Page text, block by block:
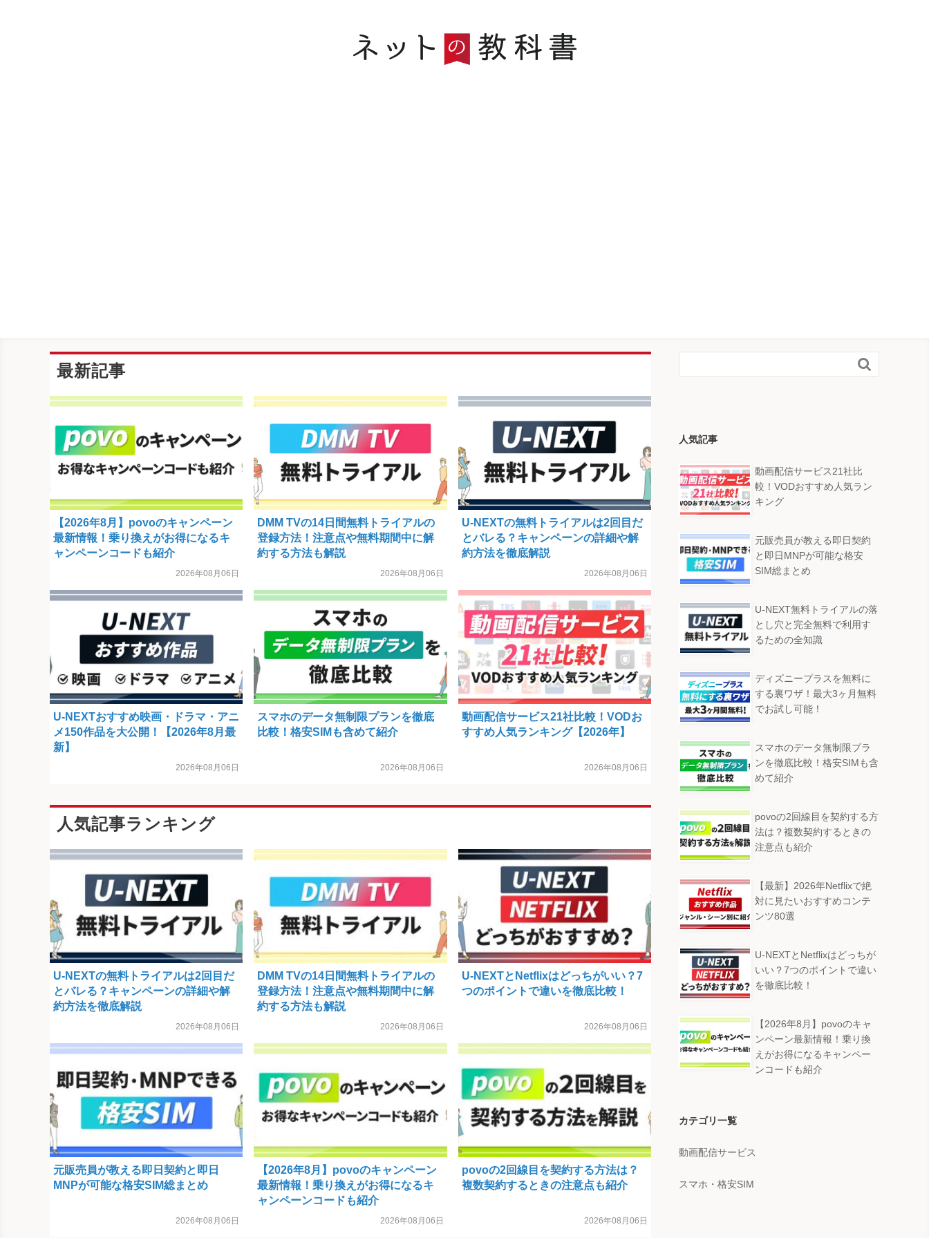
最新記事
【2026年8月】povoのキャンペーン
最新情報！乗り換えがお得になるキ
ャンペーンコードも紹介
2026年08月06日
DMM TVの14日間無料トライアルの
登録方法！注意点や無料期間中に解
約する方法も解説
2026年08月06日
U-NEXTの無料トライアルは2回目だ
とバレる？キャンペーンの詳細や解
約方法を徹底解説
2026年08月06日
U-NEXTおすすめ映画・ドラマ・アニ
メ150作品を大公開！【2026年8月最
新】
2026年08月06日
スマホのデータ無制限プランを徹底
比較！格安SIMも含めて紹介
2026年08月06日
動画配信サービス21社比較！VODお
すすめ人気ランキング【2026年】
2026年08月06日
人気記事ランキング
U-NEXTの無料トライアルは2回目だ
とバレる？キャンペーンの詳細や解
約方法を徹底解説
2026年08月06日
DMM TVの14日間無料トライアルの
登録方法！注意点や無料期間中に解
約する方法も解説
2026年08月06日
U-NEXTとNetflixはどっちがいい？7
つのポイントで違いを徹底比較！
2026年08月06日
元販売員が教える即日契約と即日
MNPが可能な格安SIM総まとめ
2026年08月06日
【2026年8月】povoのキャンペーン
最新情報！乗り換えがお得になるキ
ャンペーンコードも紹介
2026年08月06日
povoの2回線目を契約する方法は？
複数契約するときの注意点も紹介
2026年08月06日

人気記事
動画配信サービス21社比
較！VODおすすめ人気ラン
キング
元販売員が教える即日契約
と即日MNPが可能な格安
SIM総まとめ
U-NEXT無料トライアルの落
とし穴と完全無料で利用す
るための全知識
ディズニープラスを無料に
する裏ワザ！最大3ヶ月無料
でお試し可能！
スマホのデータ無制限プラ
ンを徹底比較！格安SIMも含
めて紹介
povoの2回線目を契約する方
法は？複数契約するときの
注意点も紹介
【最新】2026年Netflixで絶
対に見たいおすすめコンテ
ンツ80選
U-NEXTとNetflixはどっちが
いい？7つのポイントで違い
を徹底比較！
【2026年8月】povoのキャ
ンペーン最新情報！乗り換
えがお得になるキャンペー
ンコードも紹介
カテゴリ一覧
動画配信サービス
スマホ・格安SIM